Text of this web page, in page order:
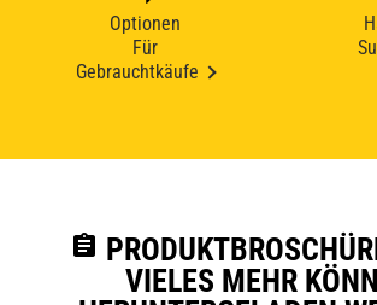
Optionen
Für
Gebrauchtkäufe
assignment
VIELES MEHR